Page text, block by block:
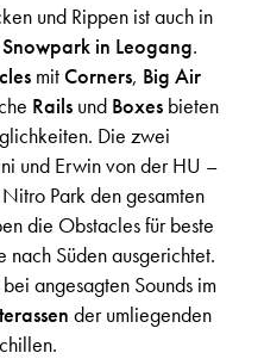
und Rippen ist auch in
in Leogang.
mitCorners, Big Air
Rails und Boxes bieten
Die zwei
und Erwin von der HU –
Park den gesamten
die Obstacles für beste
nach Süden ausgerichtet.
angesagten Sounds im
der umliegenden
chillen.